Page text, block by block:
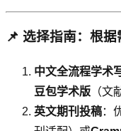
📌 选择指南：根
中文全流程学术
豆包学术版 （文
英文期刊投稿：